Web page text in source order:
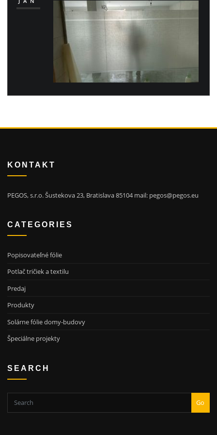
KONTAKT
PEGOS, s.r.o. Šustekova 23, Bratislava 85104 mail: pegos@pegos.eu
CATEGORIES
Popisovateľné fólie
Potlač tričiek a textilu
Predaj
Produkty
Solárne fólie domy-budovy
Špeciálne projekty
SEARCH
Go